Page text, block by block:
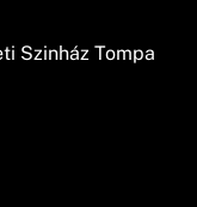
Szinház Tompa